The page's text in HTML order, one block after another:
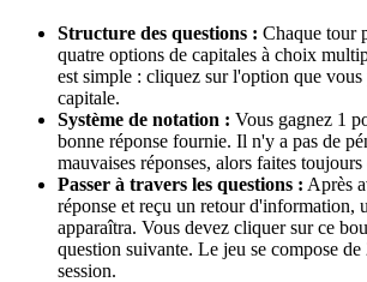
Structure des questions : Chaque tour
quatre options de capitales à choix
est simple : cliquez sur l'option que vous
capitale.
Système de notation : Vous gagnez 1
bonne réponse fournie. Il n'y a pas de
mauvaises réponses, alors faites
Passer à travers les questions : Après
réponse et reçu un retour d'information,
apparaîtra. Vous devez cliquer sur ce
question suivante. Le jeu se compose
session.